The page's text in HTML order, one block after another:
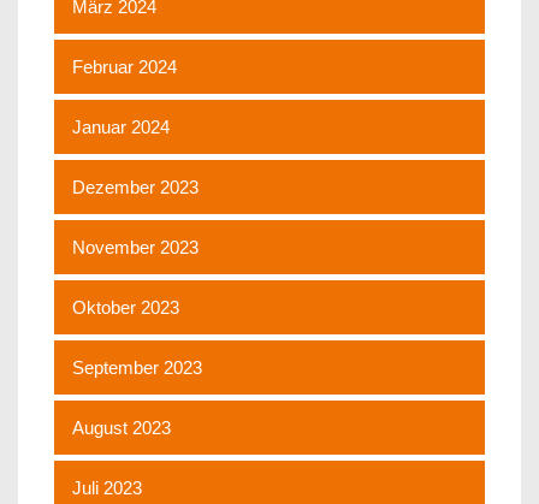
März 2024
Februar 2024
Januar 2024
Dezember 2023
November 2023
Oktober 2023
September 2023
August 2023
Juli 2023